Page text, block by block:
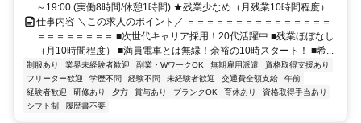
～19:00 (実働8時間/休憩1時間) ★残業少なめ（月残業10時間程度）
仕事内容 ＼この求人のポイント／ ＝＝＝＝＝＝＝＝＝＝＝＝＝＝＝
＝＝＝＝＝＝＝＝ ■次世代キャリア採用！20代活躍中 ■残業ほぼなし
（月10時間程度） ■満員電車とは無縁！余裕の10時スタート！ ■希...
制服あり 業界未経験者歓迎 副業・WワークOK 無期雇用派遣
資格取得支援あり
フリーター歓迎
学歴不問 経験不問 未経験者歓迎 交通費全額支給
午前
経験者歓迎
研修あり 夕方 賞与あり ブランクOK 育休あり
資格取得手当あり
シフト制
履歴書不要